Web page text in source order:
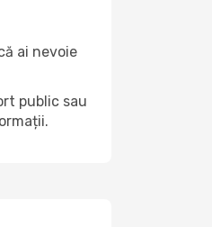
ai nevoie
public sau